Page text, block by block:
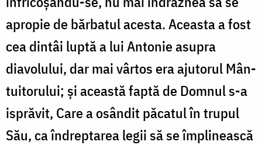
apropie de bărbatul acesta. Aceasta a fost
cea dintâi luptă a lui Antonie asupra
diavolului, dar mai vârtos era ajutorul Mân­
tuitorului; și această faptă de Domnul s-a
isprăvit, Care a osândit pă­ca­tul în trupul
Său, ca în­dreptarea legii să se îm­pli­nească